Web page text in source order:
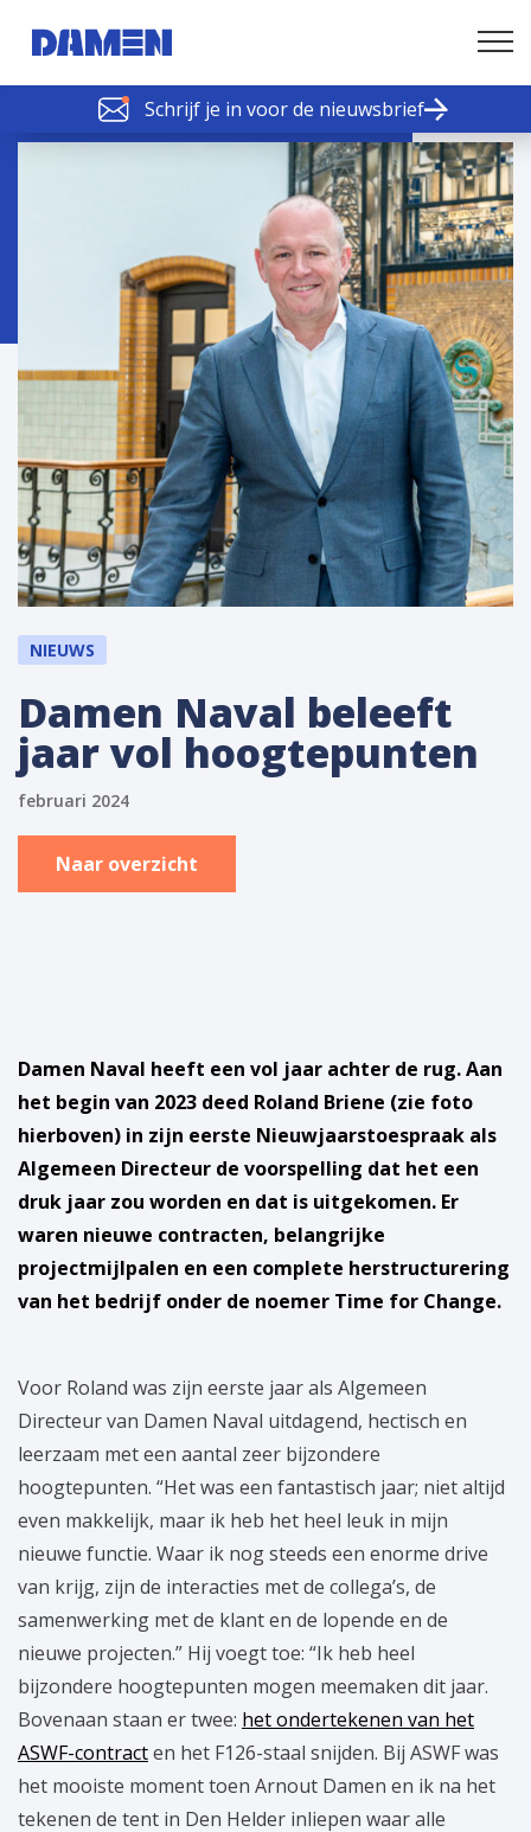
Schrijf je in voor de nieuwsbrief
SCHELDE SCHAKELS
NIEUWS
Damen Naval beleeft
jaar vol hoogtepunten
februari 2024
Naar overzicht
Damen Naval heeft een vol jaar achter de rug.Aan
het begin van 2023 deed Roland Briene (zie foto
hierboven) in zijn eerste Nieuwjaarstoespraak als
Algemeen Directeur de voorspelling dat het een
druk jaar zou worden en dat is uitgekomen. Er
waren nieuwe contracten, belangrijke
projectmijlpalen en een complete herstructurering
van het bedrijf onder de noemer Time for Change.
Voor Roland was zijn eerste jaar als Algemeen
Directeur van Damen Naval uitdagend, hectisch en
leerzaam met een aantal zeer bijzondere
hoogtepunten. “Het was een fantastisch jaar; niet altijd
even makkelijk, maar ik heb het heel leuk in mijn
nieuwe functie. Waar ik nog steeds een enorme drive
van krijg, zijn de interacties met de collega’s, de
samenwerking met de klant en de lopende en de
nieuwe projecten.” Hij voegt toe: “Ik heb heel
bijzondere hoogtepunten mogen meemaken dit jaar.
Bovenaan staan er twee: het ondertekenen van het
ASWF-contracten het F126-staal snijden. Bij ASWF was
het mooiste moment toen Arnout Damen en ik na het
tekenen de tent in Den Helder inliepen waar alle